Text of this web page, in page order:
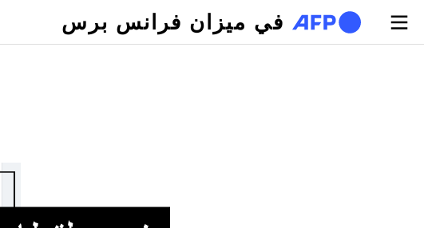
تجاوز إلى المحتوى الرئيسي
في ميزان فرانس برس
التبويبات الأساسية